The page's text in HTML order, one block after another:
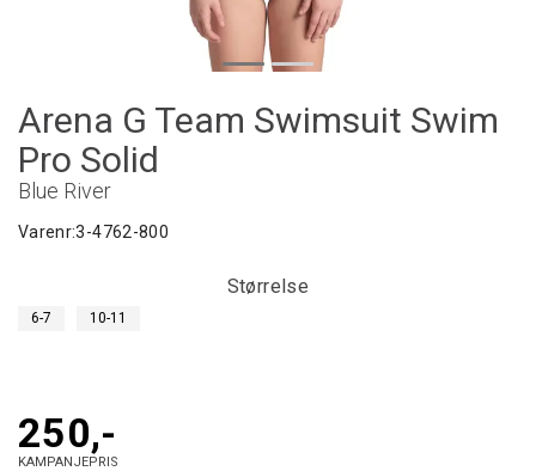
Arena G Team Swimsuit Swim
Pro Solid
Blue River
Varenr:3-4762-800
Størrelse
6-7 10-11
250,-
KAMPANJEPRIS